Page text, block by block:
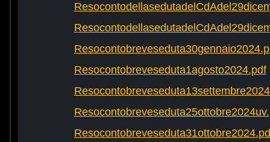
Resocontobreveseduta1agosto2024.pdf